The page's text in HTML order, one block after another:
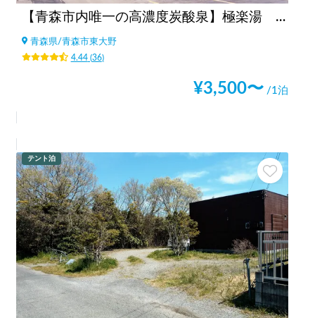
【青森市内唯一の高濃度炭酸泉】極楽湯 青森店
青森県/青森市東大野
4.44(36)
¥3,500〜 /1泊
テント泊